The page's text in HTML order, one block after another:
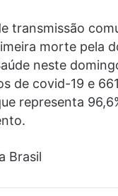
transmissão
morte pela
neste
de covid-19 e
representa
Brasil